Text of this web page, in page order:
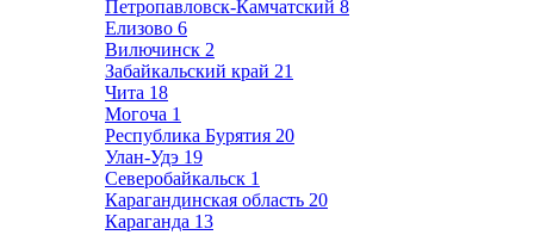
Петропавловск-Камчатский 8
Елизово 6
Вилючинск 2
Забайкальский край 21
Чита 18
Могоча 1
Республика Бурятия 20
Улан-Удэ 19
Северобайкальск 1
Карагандинская область 20
Караганда 13